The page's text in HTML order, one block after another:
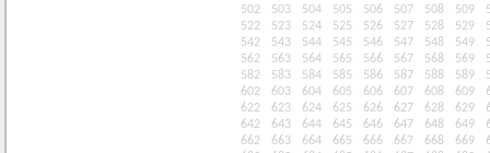
502
503 504 505 506 507 508 509
522
523 524 525 526 527 528 529
542
543 544 545 546 547 548 549
562
563 564 565 566 567 568 569
582
583 584 585 586 587 588 589
602
603 604 605 606 607 608 609
622
623 624 625 626 627 628 629
642
643 644 645 646 647 648 649
662
663 664 665 666 667 668 669